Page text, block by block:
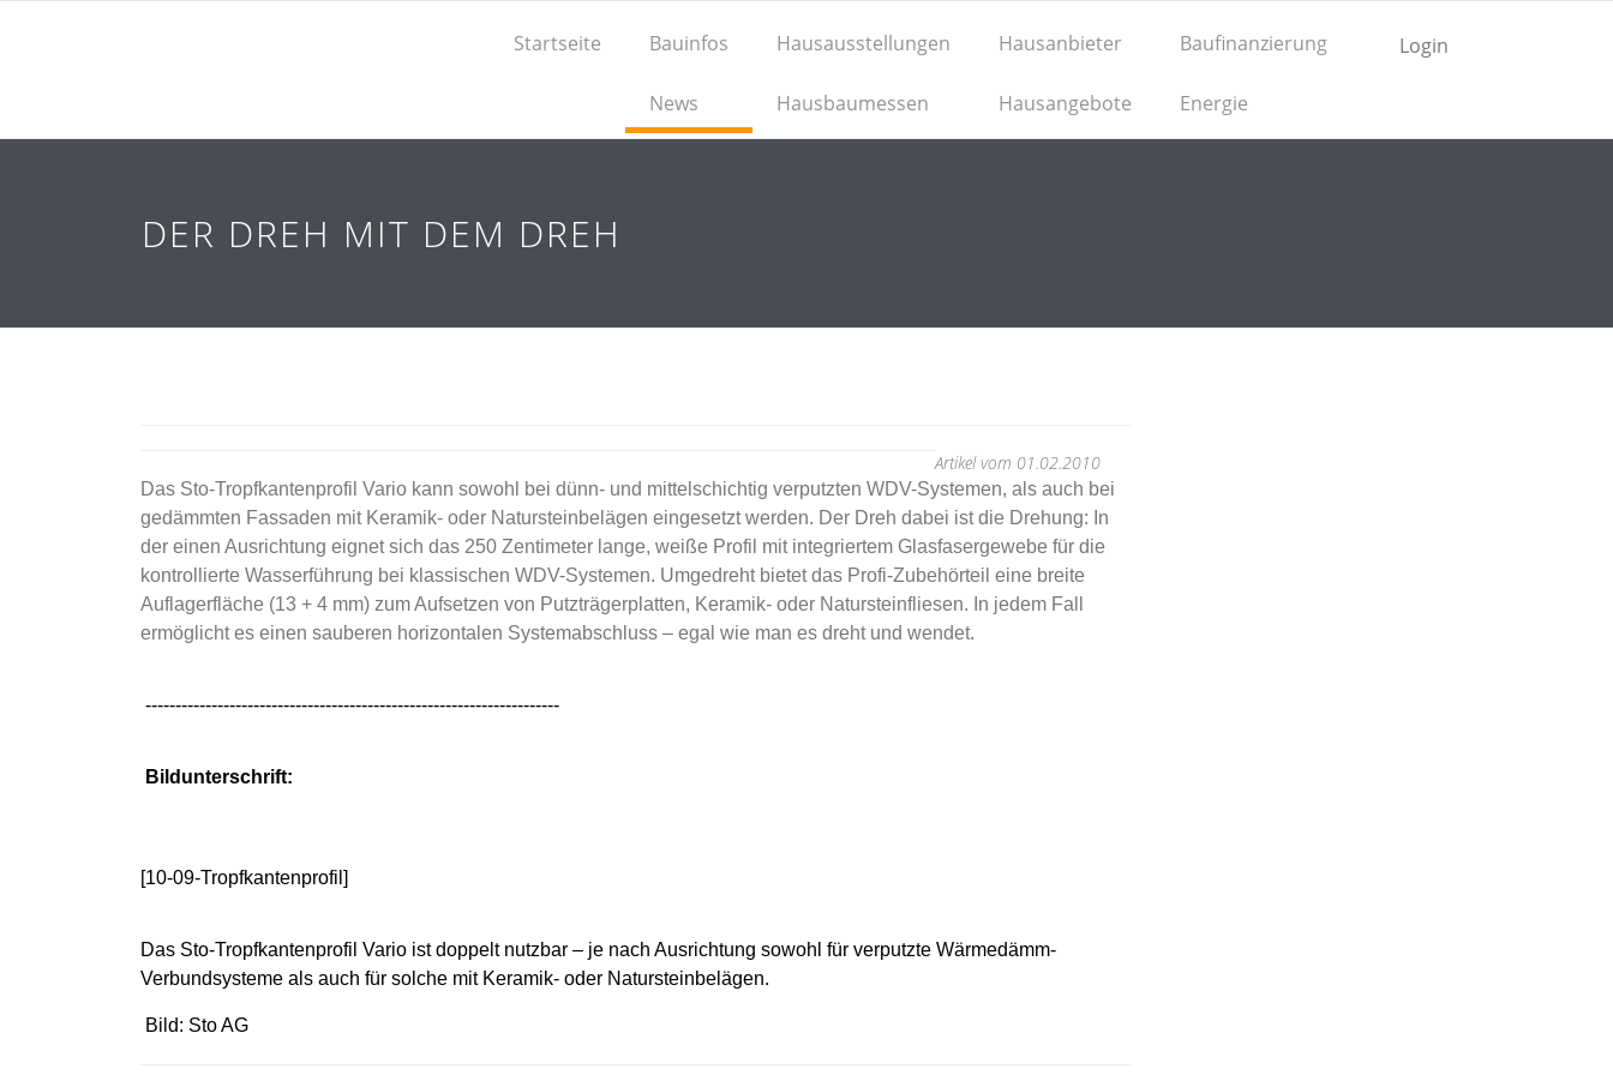
Login
Startseite Bauinfos
News
Hausausstellungen
Hausbaumessen
Hausanbieter
Hausangebote
Baufinanzierung
Energie
DER DREH MIT DEM DREH
Artikel vom 01.02.2010
Das Sto-Tropfkantenprofil Vario kann sowohl bei dünn- und mittelschichtig verputzten WDV-Systemen, als auch bei
gedämmten Fassaden mit Keramik- oder Natursteinbelägen eingesetzt werden. Der Dreh dabei ist die Drehung: In
der einen Ausrichtung eignet sich das 250 Zentimeter lange, weiße Profil mit integriertem Glasfasergewebe für die
kontrollierte Wasserführung bei klassischen WDV-Systemen. Umgedreht bietet das Profi-Zubehörteil eine breite
Auflagerfläche (13 + 4 mm) zum Aufsetzen von Putzträgerplatten, Keramik- oder Natursteinfliesen. In jedem Fall
ermöglicht es einen sauberen horizontalen Systemabschluss – egal wie man es dreht und wendet.
---------------------------------------------------------------------
Bildunterschrift:
[10-09-Tropfkantenprofil]
Das Sto-Tropfkantenprofil Vario ist doppelt nutzbar – je nach Ausrichtung sowohl für verputzte Wärmedämm-
Verbundsysteme als auch für solche mit Keramik- oder Natursteinbelägen.
Bild: Sto AG